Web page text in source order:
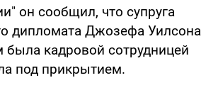
он сообщил, что супруга
дипломата Джозефа Уилсона
кадровой сотрудницей
под прикрытием.